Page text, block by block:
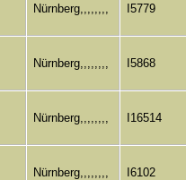
Nürnberg,,,,,,,, I5779
Nürnberg,,,,,,,, I5868
Nürnberg,,,,,,,, I16514
Nürnberg,,,,,,,, I6102